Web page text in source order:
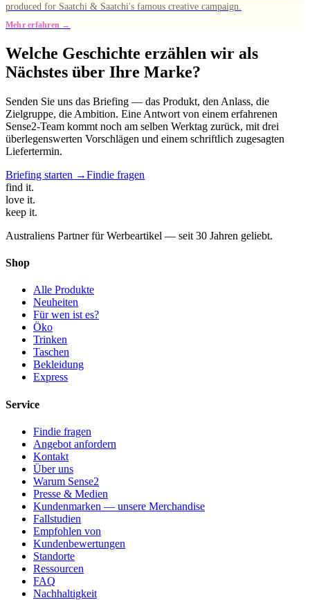
produced for Saatchi & Saatchi's famous creative campaign.
Mehr erfahren →
Welche Geschichte erzählen wir als
Nächstes über Ihre Marke?
Senden Sie uns das Briefing — das Produkt, den Anlass, die
Zielgruppe, die Ambition. Eine Antwort von einem erfahrenen
Sense2-Team kommt noch am selben Werktag zurück, mit drei
überlegenswerten Vorschlägen und einem schriftlich zugesagten
Liefertermin.
Briefing starten →Findie fragen
find it.
love it.
keep it.
Australiens Partner für Werbeartikel — seit 30 Jahren geliebt.
Shop
Alle Produkte
Neuheiten
Für wen ist es?
Öko
Trinken
Taschen
Bekleidung
Express
Service
Findie fragen
Angebot anfordern
Kontakt
Über uns
Warum Sense2
Presse & Medien
Kundenmarken — unsere Merchandise
Fallstudien
Empfohlen von
Kundenbewertungen
Standorte
Ressourcen
FAQ
Nachhaltigkeit